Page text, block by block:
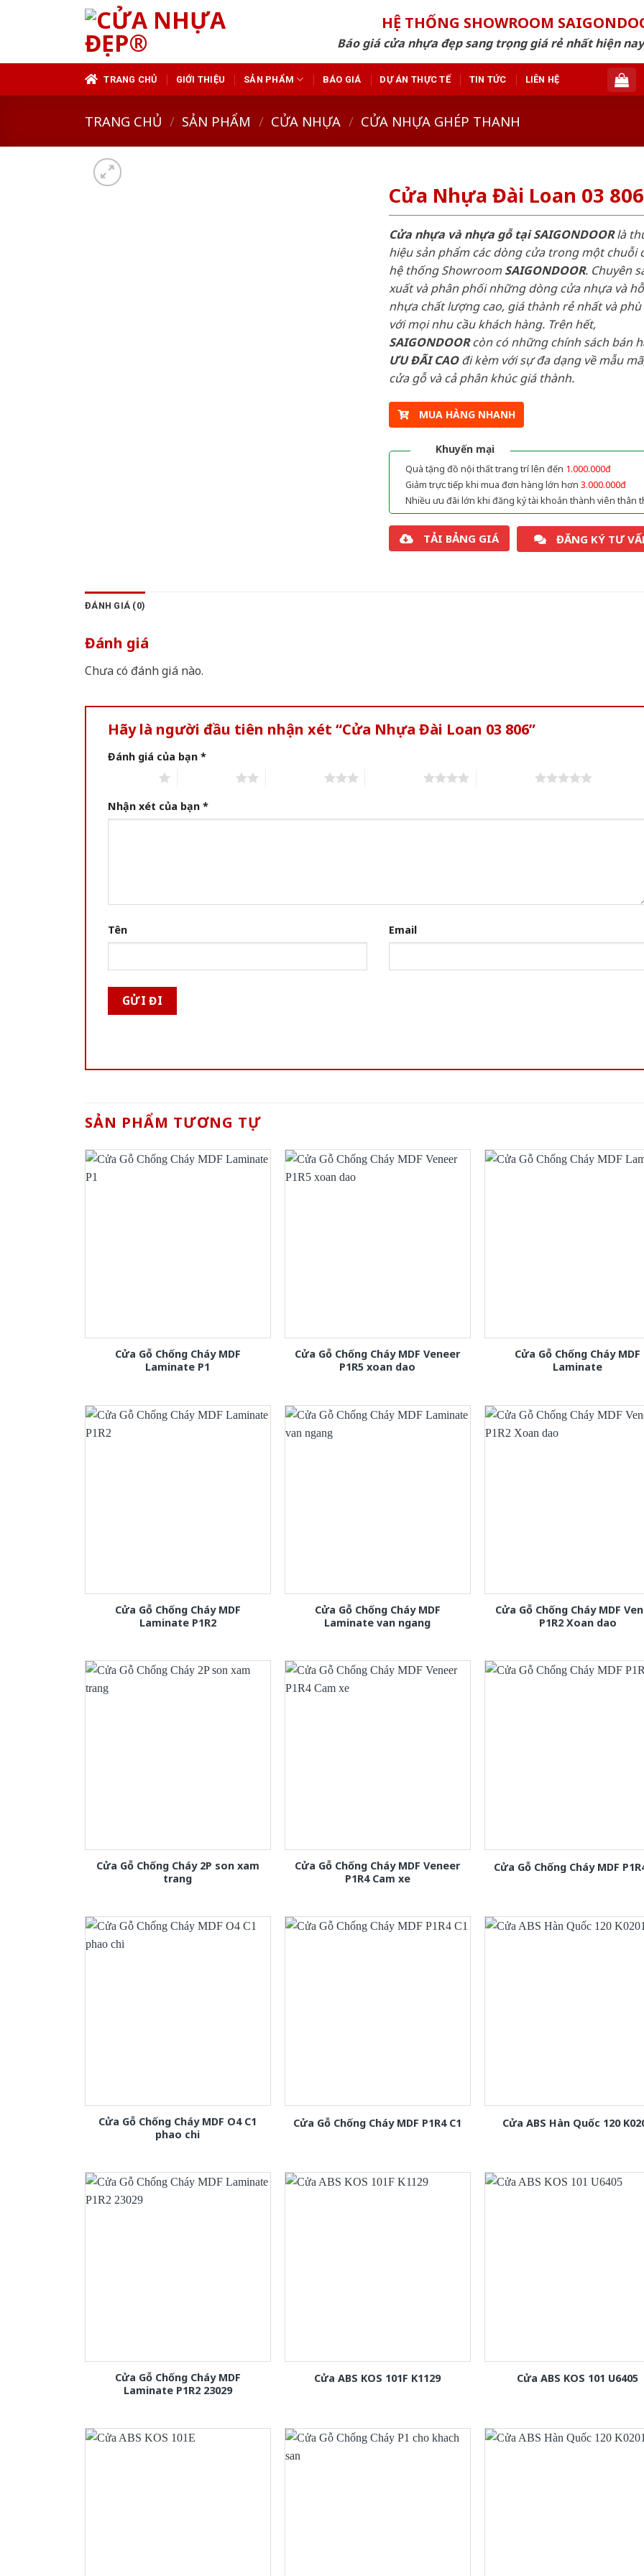
HỆ THỐNG SHOWROOM
Báo giá cửa nhựa đẹp sang trọng giá rẻ nhất hiện nay
TRANG CHỦ GIỚI THIỆU SẢN PHẨM BÁO GIÁ DỰ ÁN THỰC TẾ TIN TỨC LIÊN HỆ
TRANG CHỦ / SẢN PHẨM / CỬA NHỰA / CỬA NHỰA GHÉP THANH
Cửa Nhựa Đài Loan 03 806
Cửa nhựa và nhựa gỗ tại SAIGONDOORlà
hiệu sản phẩm các dòng cửa trong một chuỗi
hệ thống ShowroomSAIGONDOOR. Chuyên
xuất và phân phối những dòng cửa nhựa và
nhựa chất lượng cao, giá thành rẻ nhất và
với mọi nhu cầu khách hàng. Trên hết,
SAIGONDOORcòn có những chính sách bán
ƯU ĐÃI CAOđi kèm với sự đa dạng về mẫu
cửa gỗ và cả phân khúc giá thành.
MUA HÀNG NHANH
Khuyến mại
Quà tặng đồ nội thất trang trí lên đến 1.000.000đ
Giảm trực tiếp khi mua đơn hàng lớn hơn 3.000.000đ
Nhiều ưu đãi lớn khi đăng ký tài khoản thành viên thân
TẢI BẢNG GIÁ ĐĂNG KÝ TƯ
ĐÁNH GIÁ (0)
Đánh giá
Chưa có đánh giá nào.
Hãy là người đầu tiên nhận xét “Cửa Nhựa Đài Loan 03 806”
Đánh giá của bạn *
Nhận xét của bạn *
Tên Email
SẢN PHẨM TƯƠNG TỰ
Cửa Gỗ Chống Cháy MDF
Laminate P1
Cửa Gỗ Chống Cháy MDF Veneer
P1R5 xoan dao
Cửa Gỗ Chống Cháy MDF
Laminate
Cửa Gỗ Chống Cháy MDF
Laminate P1R2
Cửa Gỗ Chống Cháy MDF
Laminate van ngang
Cửa Gỗ Chống Cháy MDF
P1R2 Xoan dao
Cửa Gỗ Chống Cháy 2P son xam
trang
Cửa Gỗ Chống Cháy MDF Veneer
P1R4 Cam xe
Cửa Gỗ Chống Cháy MDF
Cửa Gỗ Chống Cháy MDF O4 C1
phao chi
Cửa Gỗ Chống Cháy MDF P1R4 C1 Cửa ABS Hàn Quốc 120
Cửa Gỗ Chống Cháy MDF
Laminate P1R2 23029
Cửa ABS KOS 101F K1129 Cửa ABS KOS 101 U6405